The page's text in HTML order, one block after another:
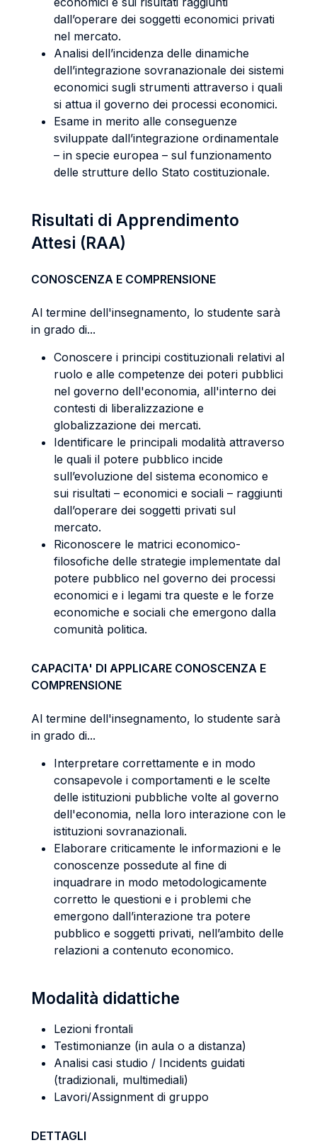
dall’operare dei soggetti economici privati
nel mercato.
Analisi dell’incidenza delle dinamiche
dell’integrazione sovranazionale dei sistemi
economici sugli strumenti attraverso i quali
si attua il governo dei processi economici.
Esame in merito alle conseguenze
sviluppate dall’integrazione ordinamentale
– in specie europea – sul funzionamento
delle strutture dello Stato costituzionale.
Risultati di Apprendimento
Attesi (RAA)
CONOSCENZA E COMPRENSIONE
Al termine dell'insegnamento, lo studente sarà
in grado di...
Conoscere i principi costituzionali relativi al
ruolo e alle competenze dei poteri pubblici
nel governo dell'economia, all'interno dei
contesti di liberalizzazione e
globalizzazione dei mercati.
Identificare le principali modalità attraverso
le quali il potere pubblico incide
sull’evoluzione del sistema economico e
sui risultati – economici e sociali – raggiunti
dall’operare dei soggetti privati sul
mercato.
Riconoscere le matrici economico-
filosofiche delle strategie implementate dal
potere pubblico nel governo dei processi
economici e i legami tra queste e le forze
economiche e sociali che emergono dalla
comunità politica.
CAPACITA' DI APPLICARE CONOSCENZA E
COMPRENSIONE
Al termine dell'insegnamento, lo studente sarà
in grado di...
Interpretare correttamente e in modo
consapevole i comportamenti e le scelte
delle istituzioni pubbliche volte al governo
dell'economia, nella loro interazione con le
istituzioni sovranazionali.
Elaborare criticamente le informazioni e le
conoscenze possedute al fine di
inquadrare in modo metodologicamente
corretto le questioni e i problemi che
emergono dall’interazione tra potere
pubblico e soggetti privati, nell’ambito delle
relazioni a contenuto economico.
Modalità didattiche
Lezioni frontali
Testimonianze (in aula o a distanza)
Analisi casi studio / Incidents guidati
(tradizionali, multimediali)
Lavori/Assignment di gruppo
DETTAGLI